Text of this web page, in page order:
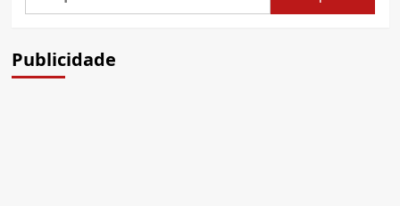
Publicidade